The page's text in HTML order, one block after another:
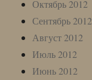
Октябрь 2012
Сентябрь 2012
Август 2012
Июль 2012
Июнь 2012